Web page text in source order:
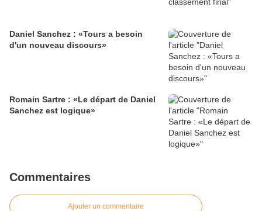
Daniel Sanchez : «Tours a besoin
d'un nouveau discours»
Romain Sartre : «Le départ de Daniel
Sanchez est logique»
Commentaires
Ajouter un commentaire